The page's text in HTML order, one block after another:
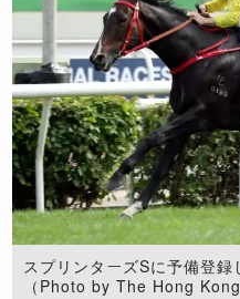
スプリンターズSに予備登録
（Photo by The Hong